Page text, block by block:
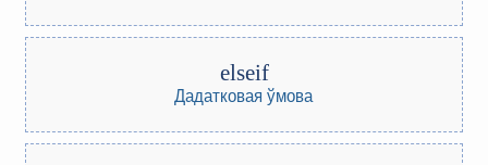
elseif
Дадатковая ўмова